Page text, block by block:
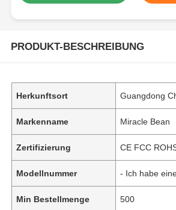
PRODUKT-BESCHREIBUNG
Herkunftsort Guangdong
Markenname Miracle Bean
Zertifizierung CE FCC
Modellnummer - Ich habe
Min Bestellmenge 500